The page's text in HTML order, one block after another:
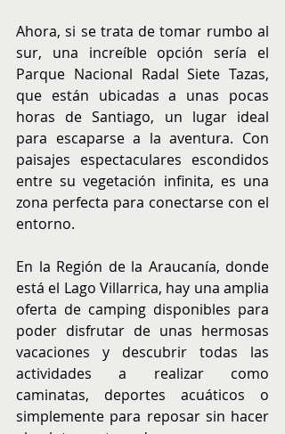
Ahora, si se trata de tomar rumbo al
sur, una increíble opción sería el
Parque Nacional Radal Siete Tazas,
que están ubicadas a unas pocas
horas de Santiago, un lugar ideal
para escaparse a la aventura. Con
paisajes espectaculares escondidos
entre su vegetación infinita, es una
zona perfecta para conectarse con el
entorno.
En la Región de la Araucanía, donde
está el Lago Villarrica, hay una amplia
oferta de camping disponibles para
poder disfrutar de unas hermosas
vacaciones y descubrir todas las
actividades a realizar como
caminatas, deportes acuáticos o
simplemente para reposar sin hacer